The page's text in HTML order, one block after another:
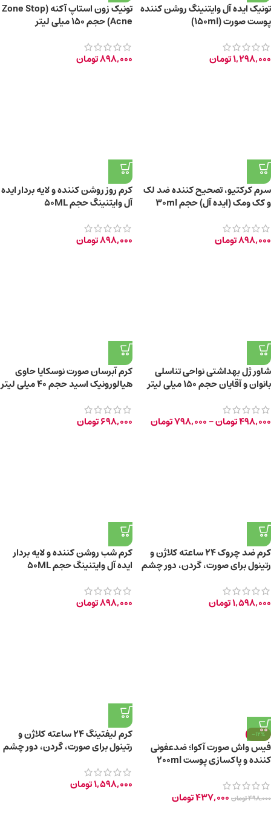
تونیک ایده آل وایتنینگ روشن کننده
پوست صورت (150ml)
1,298,000تومان
تونیک زون استاپ آکنه (Zone Stop
Acne) حجم ۱۵۰ میلی لیتر
898,000تومان
سرم کرکتیو، تصحیح کننده ضد لک
و کک ومک (ایده آل) حجم 30ml
898,000تومان
کرم روز روشن کننده و لایه بردار ایده
آل وایتنینگ حجم 50ML
898,000تومان
شاور ژل بهداشتی نواحی تناسلی
بانوان و آقایان حجم 150 میلی لیتر
498,000تومان–
798,000تومان
کرم آبرسان صورت نوسکایا حاوی
هیالورونیک اسید حجم 40 میلی لیتر
698,000تومان
کرم ضد چروک ۲۴ ساعته کلاژن و
رتینول برای صورت، گردن، دور چشم
1,598,000تومان
کرم شب روشن کننده و لایه بردار
ایده آل وایتنینگ حجم 50ML
898,000تومان
-12%
فیس واش صورت آکوا؛ ضدعفونی
کننده و پاکسازی پوست 200ml
498,000تومان 437,000تومان
کرم لیفتینگ ۲۴ ساعته کلاژن و
رتینول برای صورت، گردن، دور چشم
1,598,000تومان